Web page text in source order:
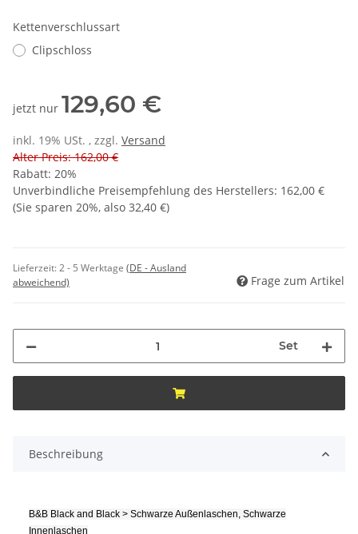
Kettenverschlussart
Clipschloss
jetzt nur 129,60 €
inkl. 19% USt. , zzgl. Versand
Alter Preis: 162,00 €
Rabatt: 20%
Unverbindliche Preisempfehlung des Herstellers: 162,00 €
(Sie sparen 20%, also 32,40 €)
Lieferzeit:2 - 5 Werktage (DE - Ausland
abweichend)
Frage zum Artikel
Set
Beschreibung
B&B Black and Black > Schwarze Außenlaschen, Schwarze
Innenlaschen